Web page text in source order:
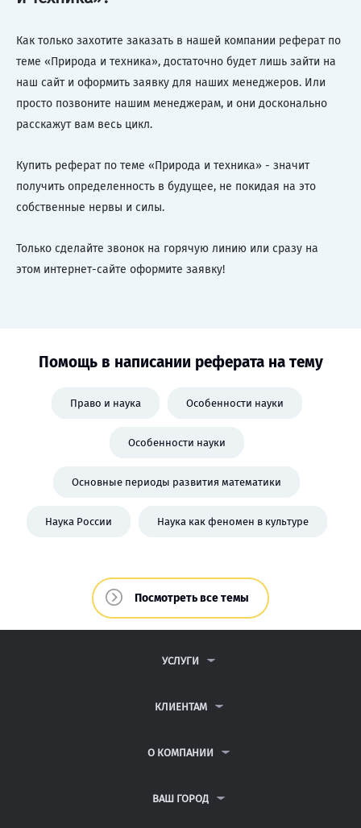
Как только захотите заказать в нашей компании реферат по
теме «Природа и техника», достаточно будет лишь зайти на
наш сайт и оформить заявку для наших менеджеров. Или
просто позвоните нашим менеджерам, и они досконально
расскажут вам весь цикл.
Купить реферат по теме «Природа и техника» - значит
получить определенность в будущее, не покидая на это
собственные нервы и силы.
Только сделайте звонок на горячую линию или сразу на
этом интернет-сайте оформите заявку!
Помощь в написании реферата на тему
Право и наука Особенности науки
Особенности науки
Основные периоды развития математики
Наука России Наука как феномен в культуре
Посмотреть все темы
УСЛУГИ
ДИПЛОМНЫЕ РАБОТЫ
РЕФЕРАТЫ
КЛИЕНТАМ
АНТИПЛАГИАТ
ПУБЛИЧНАЯ ОФЕРТА
О КОМПАНИИ
КОНТАКТЫ
ВАШ ГОРОД